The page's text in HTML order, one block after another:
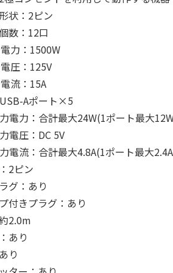
状：2ピン
数：12口
力：1500W
圧：125V
流：15A
Aポート×5
電力：合計最大24W(1ポート最大
電圧：DC 5V
電流：合計最大4.8A(1ポート最大
2ピン
グ：あり
付きプラグ：あり
2.0m
あり
り